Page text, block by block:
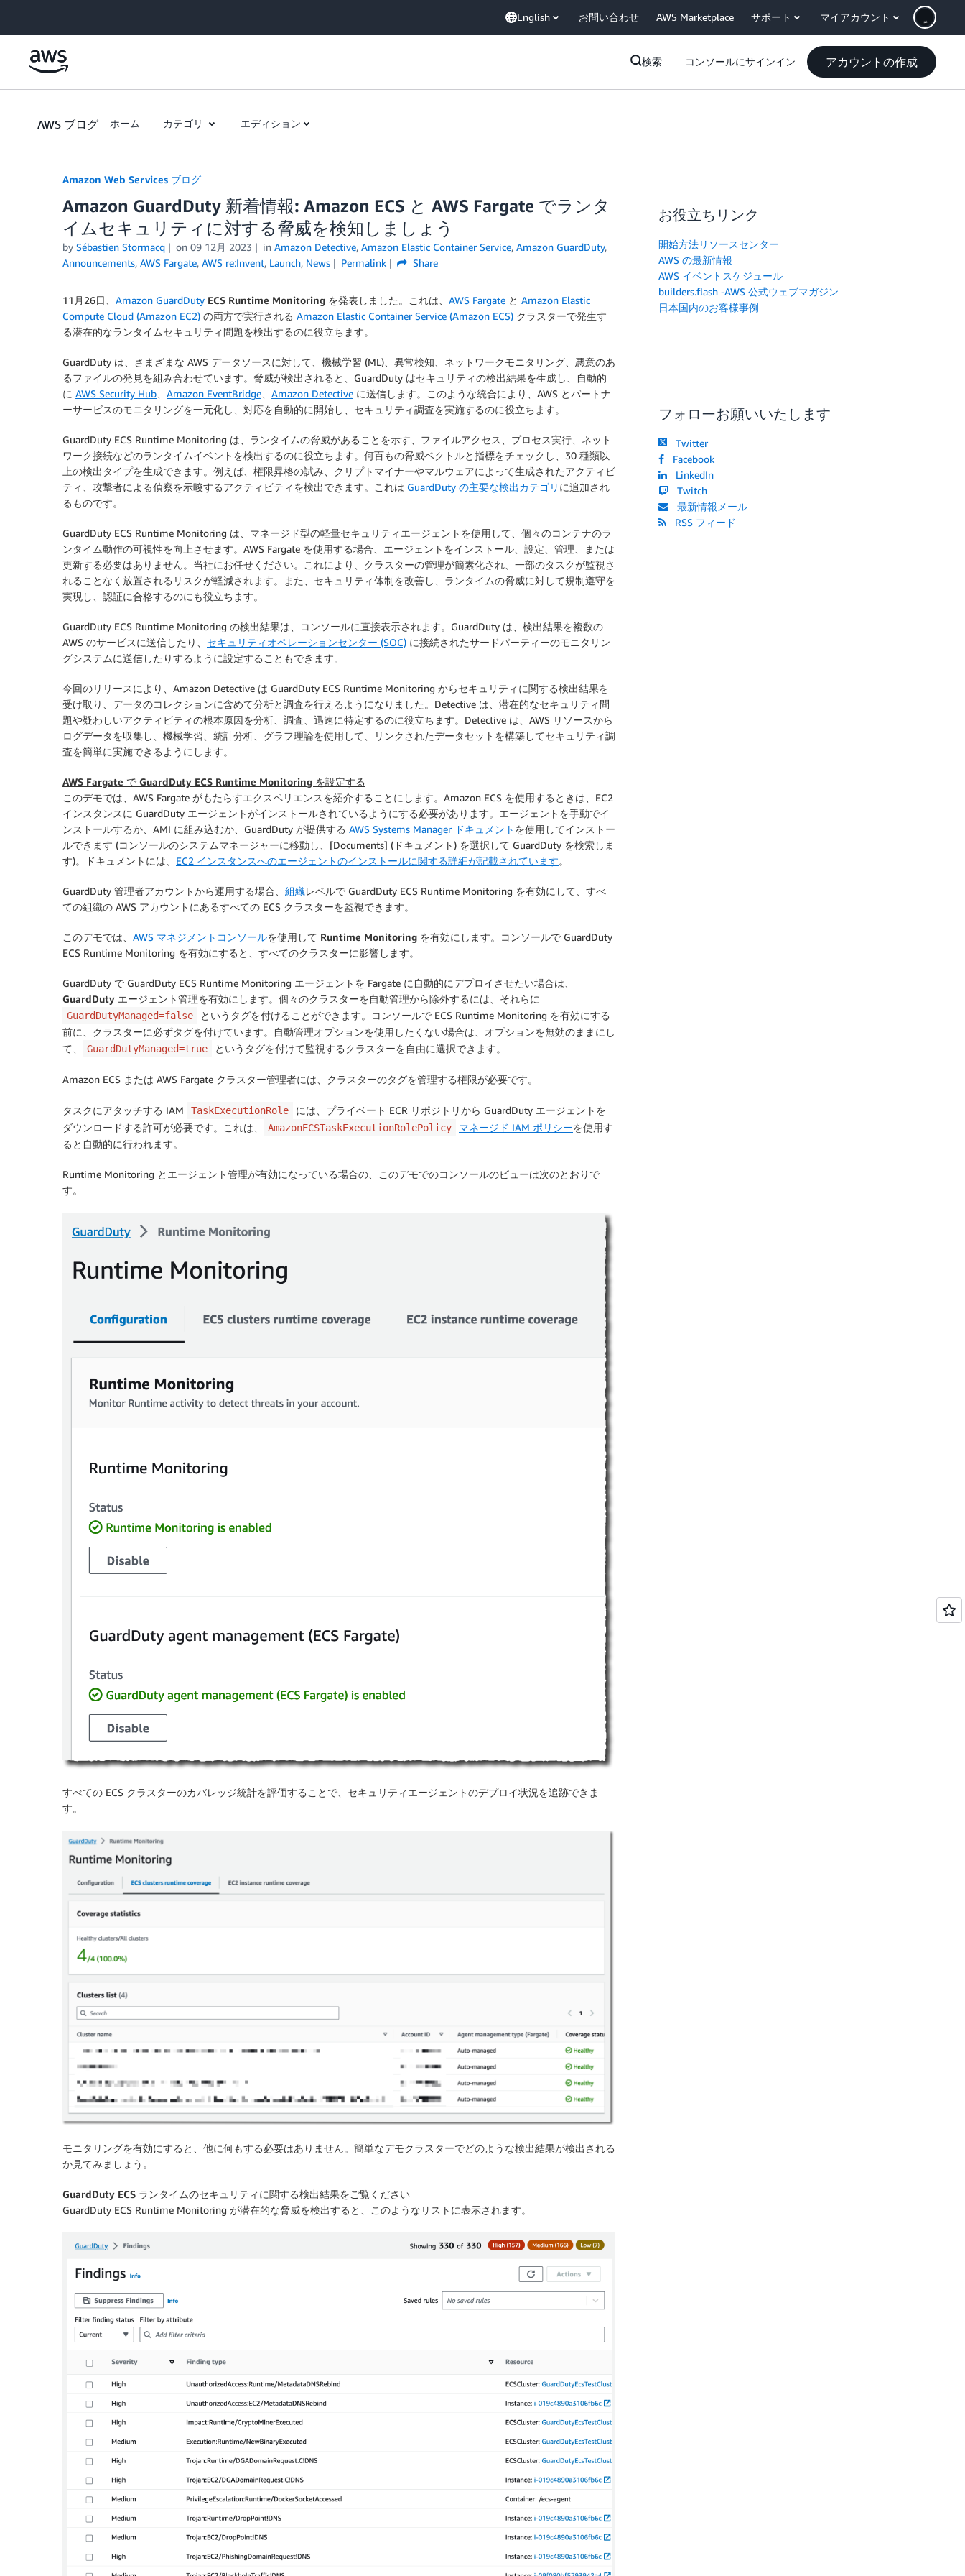
English お問い合わせ AWS Marketplace サポート マイアカウント
検索 コンソールにサインイン アカウントの作成
AWS ブログ ホーム カテゴリ エディション
Amazon Web Services ブログ
Amazon GuardDuty 新着情報: Amazon ECS と AWS Fargate でランタ
イムセキュリティに対する脅威を検知しましょう
by Sébastien Stormacq on 09 12月 2023 in Amazon Detective, Amazon Elastic Container Service, Amazon GuardDuty,
Announcements, AWS Fargate, AWS re:Invent, Launch, News Permalink Share
11月26日、 Amazon GuardDuty ECS Runtime Monitoring を発表しました。これは、 AWS Fargate と Amazon Elastic
Compute Cloud (Amazon EC2) の両方で実行される Amazon Elastic Container Service (Amazon ECS) クラスターで発生す
る潜在的なランタイムセキュリティ問題を検出するのに役立ちます。
GuardDuty は、さまざまな AWS データソースに対して、機械学習 (ML)、異常検知、ネットワークモニタリング、悪意のあ
るファイルの発見を組み合わせています。脅威が検出されると、GuardDuty はセキュリティの検出結果を生成し、自動的
に AWS Security Hub Amazon EventBridge Amazon Detective に送信します。このような統合により、AWS とパートナ
ーサービスのモニタリングを一元化し、対応を自動的に開始し、セキュリティ調査を実施するのに役立ちます。
GuardDuty ECS Runtime Monitoring は、ランタイムの脅威があることを示す、ファイルアクセス、プロセス実行、ネット
ワーク接続などのランタイムイベントを検出するのに役立ちます。何百もの脅威ベクトルと指標をチェックし、30 種類以
上の検出タイプを生成できます。例えば、権限昇格の試み、クリプトマイナーやマルウェアによって生成されたアクティビ
ティ、攻撃者による偵察を示唆するアクティビティを検出できます。これは GuardDuty の主要な検出カテゴリ に追加され
るものです。
GuardDuty ECS Runtime Monitoring は、マネージド型の軽量セキュリティエージェントを使用して、個々のコンテナのラ
ンタイム動作の可視性を向上させます。AWS Fargate を使用する場合、エージェントをインストール、設定、管理、または
更新する必要はありません。当社にお任せください。これにより、クラスターの管理が簡素化され、一部のタスクが監視さ
れることなく放置されるリスクが軽減されます。また、セキュリティ体制を改善し、ランタイムの脅威に対して規制遵守を
実現し、認証に合格するのにも役立ちます。
GuardDuty ECS Runtime Monitoring の検出結果は、コンソールに直接表示されます。GuardDuty は、検出結果を複数の
AWS のサービスに送信したり、 セキュリティオペレーションセンター (SOC) に接続されたサードパーティーのモニタリン
グシステムに送信したりするように設定することもできます。
今回のリリースにより、Amazon Detective は GuardDuty ECS Runtime Monitoring からセキュリティに関する検出結果を
受け取り、データのコレクションに含めて分析と調査を行えるようになりました。Detective は、潜在的なセキュリティ問
題や疑わしいアクティビティの根本原因を分析、調査、迅速に特定するのに役立ちます。Detective は、AWS リソースから
ログデータを収集し、機械学習、統計分析、グラフ理論を使用して、リンクされたデータセットを構築してセキュリティ調
査を簡単に実施できるようにします。
AWS Fargate で GuardDuty ECS Runtime Monitoring を設定する
このデモでは、AWS Fargate がもたらすエクスペリエンスを紹介することにします。Amazon ECS を使用するときは、EC2
インスタンスに GuardDuty エージェントがインストールされているようにする必要があります。エージェントを手動でイ
ンストールするか、AMI に組み込むか、GuardDuty が提供する AWS Systems Manager ドキュメント を使用してインストー
ルできます (コンソールのシステムマネージャーに移動し、[Documents] (ドキュメント) を選択して GuardDuty を検索しま
す)。ドキュメントには、 EC2 インスタンスへのエージェントのインストールに関する詳細が記載されています。
GuardDuty 管理者アカウントから運用する場合、 組織レベルで GuardDuty ECS Runtime Monitoring を有効にして、すべ
ての組織の AWS アカウントにあるすべての ECS クラスターを監視できます。
このデモでは、 AWS マネジメントコンソールを使用して Runtime Monitoring を有効にします。コンソールで GuardDuty
ECS Runtime Monitoring を有効にすると、すべてのクラスターに影響します。
GuardDuty で GuardDuty ECS Runtime Monitoring エージェントを Fargate に自動的にデプロイさせたい場合は、
GuardDuty エージェント管理を有効にします。個々のクラスターを自動管理から除外するには、それらに
GuardDutyManaged=false
というタグを付けることができます。コンソールで ECS Runtime Monitoring を有効にする
前に、クラスターに必ずタグを付けています。自動管理オプションを使用したくない場合は、オプションを無効のままにし
て、
GuardDutyManaged=true というタグを付けて監視するクラスターを自由に選択できます。
Amazon ECS または AWS Fargate クラスター管理者には、クラスターのタグを管理する権限が必要です。
タスクにアタッチする IAM TaskExecutionRole
には、プライベート ECR リポジトリから GuardDuty エージェントを
ダウンロードする許可が必要です。これは、
AmazonECSTaskExecutionRolePolicy マネージド IAM ポリシーを使用す
ると自動的に行われます。
Runtime Monitoring とエージェント管理が有効になっている場合の、このデモでのコンソールのビューは次のとおりで
す。
すべての ECS クラスターのカバレッジ統計を評価することで、セキュリティエージェントのデプロイ状況を追跡できま
す。
モニタリングを有効にすると、他に何もする必要はありません。簡単なデモクラスターでどのような検出結果が検出される
か見てみましょう。
GuardDuty ECS ランタイムのセキュリティに関する検出結果をご覧ください
GuardDuty ECS Runtime Monitoring が潜在的な脅威を検出すると、このようなリストに表示されます。
お役立ちリンク
開始方法リソースセンター
AWS の最新情報
AWS イベントスケジュール
builders.flash -AWS 公式ウェブマガジン
日本国内のお客様事例
フォローお願いいたします
Twitter
Facebook
LinkedIn
Twitch
最新情報メール
RSS フィード